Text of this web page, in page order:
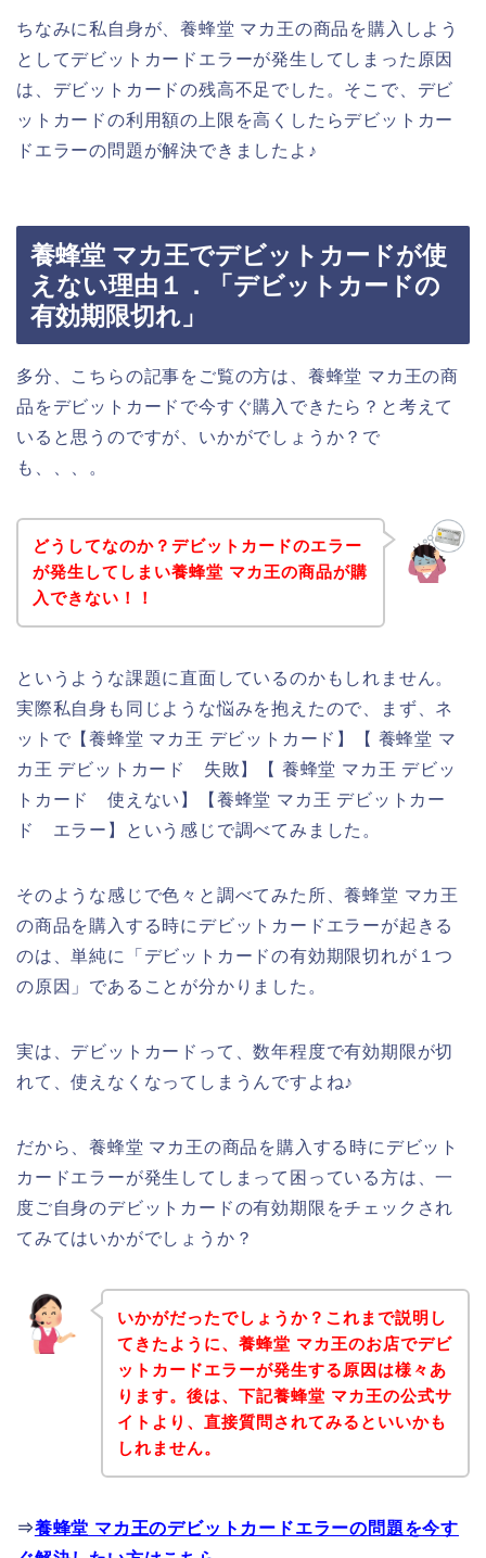
ちなみに私自身が、養蜂堂 マカ王の商品を購入しよう
としてデビットカードエラーが発生してしまった原因
は、デビットカードの残高不足でした。そこで、デビ
ットカードの利用額の上限を高くしたらデビットカー
ドエラーの問題が解決できましたよ♪
養蜂堂 マカ王でデビットカードが使
えない理由１．「デビットカードの
有効期限切れ」
多分、こちらの記事をご覧の方は、養蜂堂 マカ王の商
品をデビットカードで今すぐ購入できたら？と考えて
いると思うのですが、いかがでしょうか？で
も、、、。
どうしてなのか？デビットカードのエラー
が発生してしまい養蜂堂 マカ王の商品が購
入できない！！
というような課題に直面しているのかもしれません。
実際私自身も同じような悩みを抱えたので、まず、ネ
ットで【養蜂堂 マカ王 デビットカード】【 養蜂堂 マ
カ王 デビットカード 失敗】【 養蜂堂 マカ王 デビッ
トカード 使えない】【養蜂堂 マカ王 デビットカー
ド エラー】という感じで調べてみました。
そのような感じで色々と調べてみた所、養蜂堂 マカ王
の商品を購入する時にデビットカードエラーが起きる
のは、単純に「デビットカードの有効期限切れが１つ
の原因」であることが分かりました。
実は、デビットカードって、数年程度で有効期限が切
れて、使えなくなってしまうんですよね♪
だから、養蜂堂 マカ王の商品を購入する時にデビット
カードエラーが発生してしまって困っている方は、一
度ご自身のデビットカードの有効期限をチェックされ
てみてはいかがでしょうか？
いかがだったでしょうか？これまで説明し
てきたように、養蜂堂 マカ王のお店でデビ
ットカードエラーが発生する原因は様々あ
ります。後は、下記養蜂堂 マカ王の公式サ
イトより、直接質問されてみるといいかも
しれません。
⇒養蜂堂 マカ王のデビットカードエラーの問題を今す